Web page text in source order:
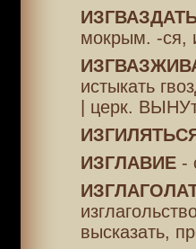
мокрым. -ся,
истыкать
| церк.
ИЗГЛАВИЕ-
высказать,